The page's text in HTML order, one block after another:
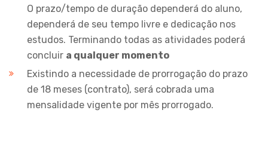
O prazo/tempo de duração dependerá do aluno,
dependerá de seu tempo livre e dedicação nos
estudos. Terminando todas as atividades poderá
concluir a qualquer momento
Existindo a necessidade de prorrogação do prazo
de 18 meses (contrato), será cobrada uma
mensalidade vigente por mês prorrogado.